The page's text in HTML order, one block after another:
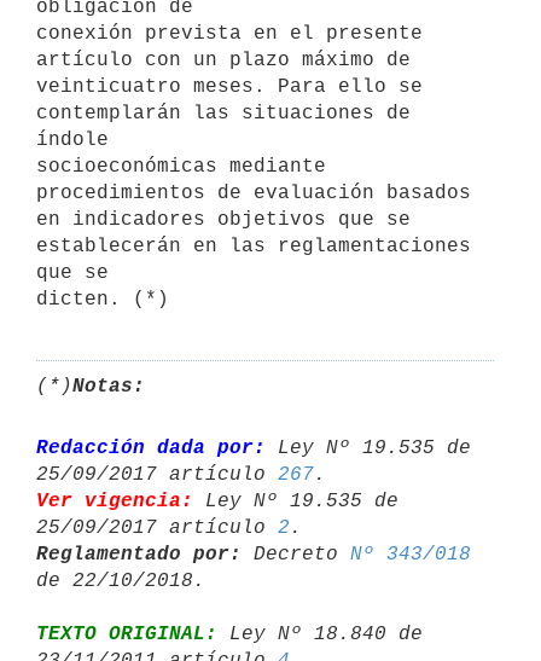
obligación de
conexión prevista en el presente
artículo con un plazo máximo de
veinticuatro meses. Para ello se
contemplarán las situaciones de
índole
socioeconómicas mediante
procedimientos de evaluación basados
en indicadores objetivos que se
establecerán en las reglamentaciones
que se
dicten. (*)
(*)Notas:
Redacción dada por:
Ley Nº 19.535 de
25/09/2017 artículo 267
Ver vigencia:
Ley Nº 19.535 de
25/09/2017 artículo 2
Reglamentado por:
Decreto Nº 343/018
TEXTO ORIGINAL:
Ley Nº 18.840 de